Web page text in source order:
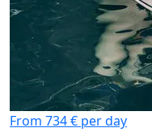
From 734 € per day